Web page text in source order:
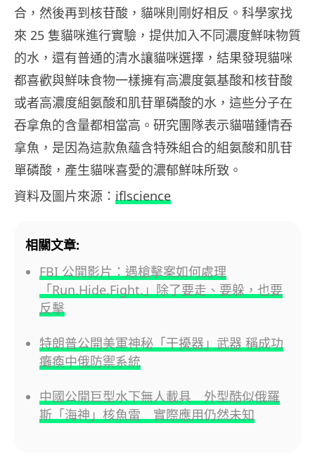
合，然後再到核苷酸，貓咪則剛好相反。科學家找
來 25 隻貓咪進行實驗，提供加入不同濃度鮮味物質
的水，還有普通的清水讓貓咪選擇，結果發現貓咪
都喜歡與鮮味食物一樣擁有高濃度氨基酸和核苷酸
或者高濃度組氨酸和肌苷單磷酸的水，這些分子在
吞拿魚的含量都相當高。研究團隊表示貓喵鍾情吞
拿魚，是因為這款魚蘊含特殊組合的組氨酸和肌苷
單磷酸，產生貓咪喜愛的濃郁鮮味所致。
資料及圖片來源： iflscience
相關文章:
FBI 公開影片：遇槍擊案如何處理
「Run.Hide.Fight.」除了要走、要躲，也要
反擊
特朗普公開美軍神秘「干擾器」武器 稱成功
癱瘓中俄防禦系統
中國公開巨型水下無人載具 外型酷似俄羅
斯「海神」核魚雷 實際應用仍然未知